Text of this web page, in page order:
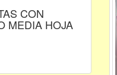
CON
MEDIA HOJA